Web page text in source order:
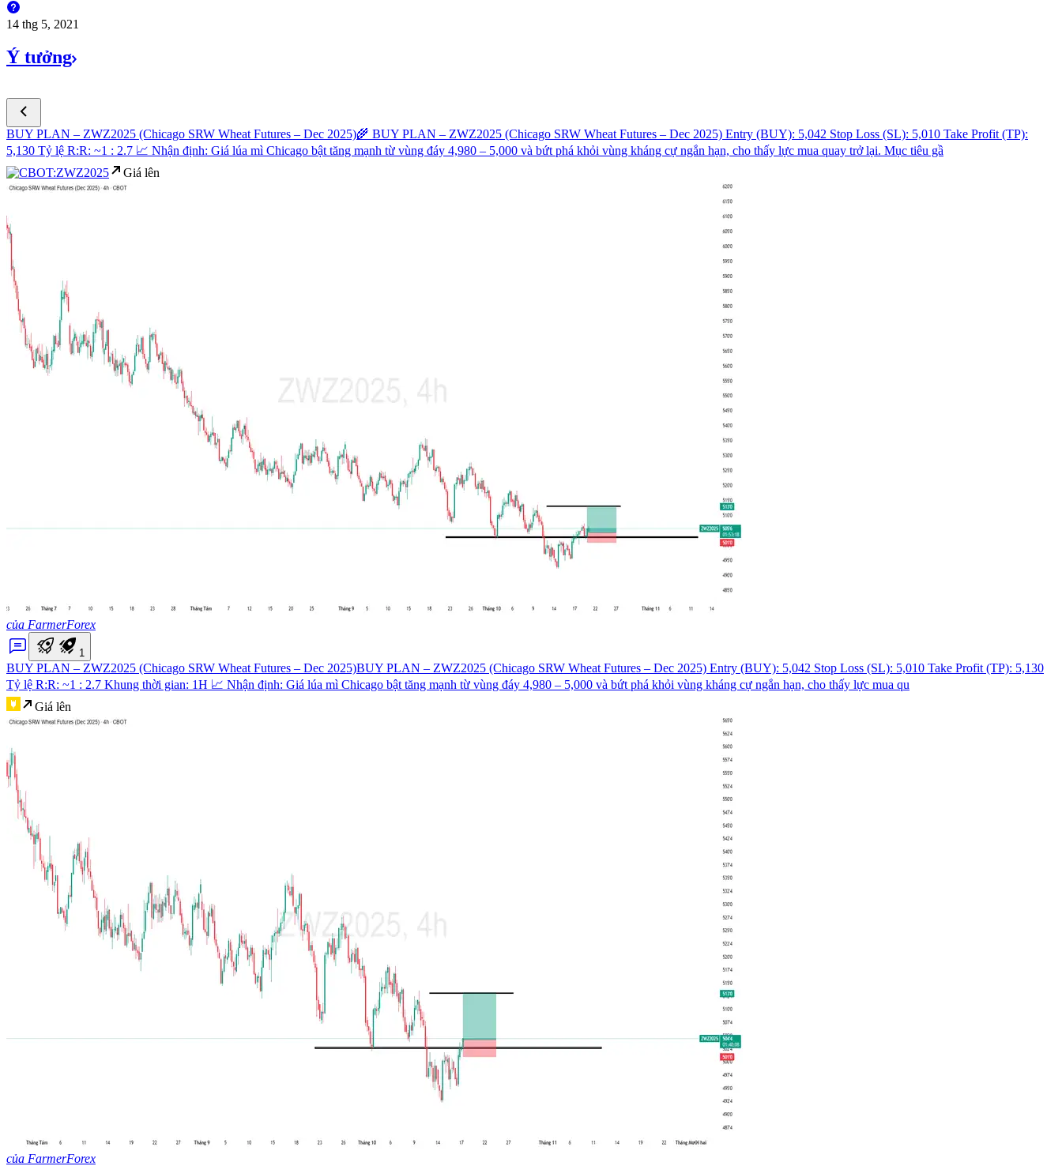
14 thg 5, 2021
Ý tưởng
BUY PLAN – ZWZ2025 (Chicago SRW Wheat Futures – Dec 2025)🌾 BUY PLAN – ZWZ2025 (Chicago SRW Wheat Futures – Dec 2025) Entry (BUY): 5,042 Stop Loss (SL): 5,010 Take Profit (TP):
5,130 Tỷ lệ R:R: ~1 : 2.7 📈 Nhận định: Giá lúa mì Chicago bật tăng mạnh từ vùng đáy 4,980 – 5,000 và bứt phá khỏi vùng kháng cự ngắn hạn, cho thấy lực mua quay trở lại. Mục tiêu gầ
Giá lên
của FarmerForex
1
BUY PLAN – ZWZ2025 (Chicago SRW Wheat Futures – Dec 2025)BUY PLAN – ZWZ2025 (Chicago SRW Wheat Futures – Dec 2025) Entry (BUY): 5,042 Stop Loss (SL): 5,010 Take Profit (TP): 5,130
Tỷ lệ R:R: ~1 : 2.7 Khung thời gian: 1H 📈 Nhận định: Giá lúa mì Chicago bật tăng mạnh từ vùng đáy 4,980 – 5,000 và bứt phá khỏi vùng kháng cự ngắn hạn, cho thấy lực mua qu
Giá lên
của FarmerForex